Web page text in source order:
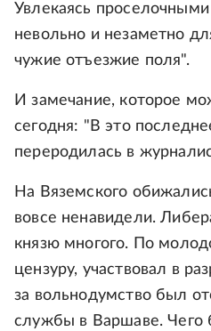
Увлекаясь
невольно и незаметно
чужие отъезжие поля".
И замечание, которое
сегодня: "В это
переродилась в
На Вяземского
вовсе ненавидели.
князю многого. По
цензуру, участвовал в
за вольнодумство был
службы в Варшаве. Чего